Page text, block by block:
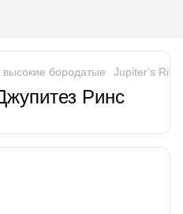
бородатые Jupiter's
Ринс